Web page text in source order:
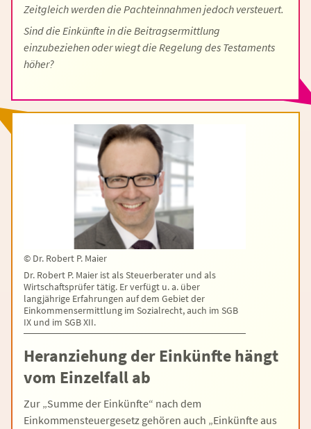
Zeitgleich werden die Pachteinnahmen jedoch versteuert.
Sind die Einkünfte in die Beitragsermittlung
einzubeziehen oder wiegt die Regelung des Testaments
höher?
© Dr. Robert P. Maier
Dr. Robert P. Maier ist als Steuerberater und als
Wirtschaftsprüfer tätig. Er verfügt u. a. über
langjährige Erfahrungen auf dem Gebiet der
Einkommensermittlung im Sozialrecht, auch im SGB
IX und im SGB XII.
Heranziehung der Einkünfte hängt
vom Einzelfall ab
Zur „Summe der Einkünfte“ nach dem
Einkommensteuergesetz gehören auch „Einkünfte aus